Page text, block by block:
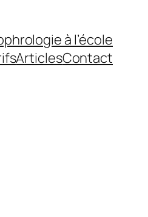
à l’école
ArticlesContact